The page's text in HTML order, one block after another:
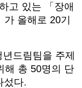
고 있는 「장애
올해로 20기
드림팀을 주제
해 총 50명의 단
섰다.